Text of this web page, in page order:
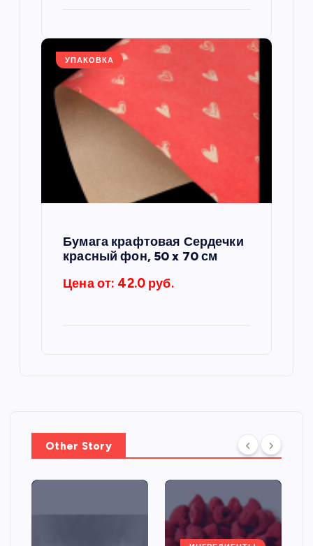
УПАКОВКА
Бумага крафтовая Сердечки
красный фон, 50 x 70 см
Цена от: 42.0 руб.
Other Story